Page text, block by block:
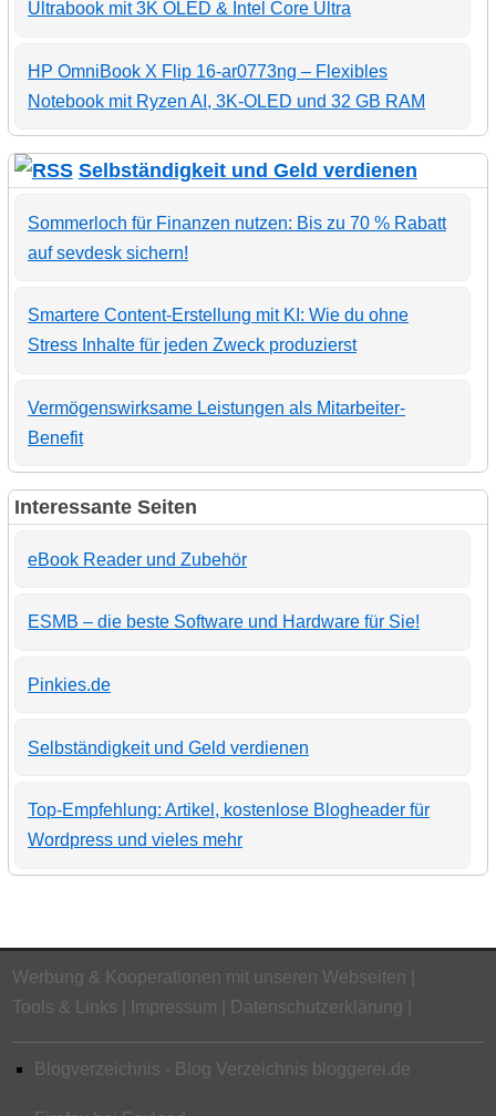
Ultrabook mit 3K OLED & Intel Core Ultra
HP OmniBook X Flip 16-ar0773ng – Flexibles
Notebook mit Ryzen AI, 3K-OLED und 32 GB RAM
Selbständigkeit und Geld verdienen
Sommerloch für Finanzen nutzen: Bis zu 70 % Rabatt
auf sevdesk sichern!
Smartere Content-Erstellung mit KI: Wie du ohne
Stress Inhalte für jeden Zweck produzierst
Vermögenswirksame Leistungen als Mitarbeiter-
Benefit
Interessante Seiten
eBook Reader und Zubehör
ESMB – die beste Software und Hardware für Sie!
Pinkies.de
Selbständigkeit und Geld verdienen
Top-Empfehlung: Artikel, kostenlose Blogheader für
Wordpress und vieles mehr
Werbung & Kooperationen mit unseren Webseiten
Tools & Links
Impressum Datenschutzerklärung
Blogverzeichnis - Blog Verzeichnis bloggerei.de